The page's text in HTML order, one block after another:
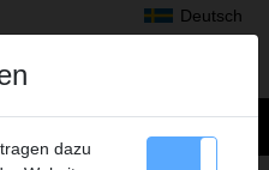
Deutsch
dazu